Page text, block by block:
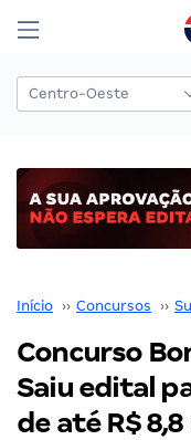
Início ›› Concursos ››
Concurso
Saiu edital
de até R$